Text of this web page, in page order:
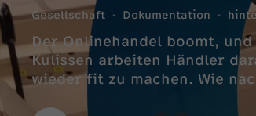
Gesellschaft Dokumentation
Der Onlinehandel boomt,
Kulissen arbeiten Händler
wieder fit zu machen. Wie